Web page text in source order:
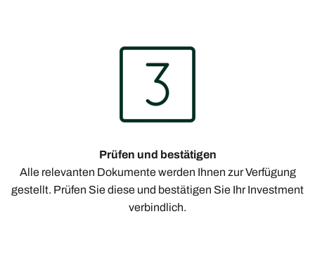
Prüfen und bestätigen
Alle relevanten Dokumente werden Ihnen zur Verfügung
gestellt. Prüfen Sie diese und bestätigen Sie Ihr Investment
verbindlich.